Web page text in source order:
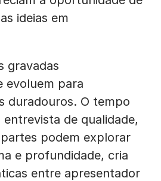
ideias em
gravadas
evoluem para
duradouros. O tempo
entrevista de qualidade,
podem explorar
e profundidade, cria
entre apresentador